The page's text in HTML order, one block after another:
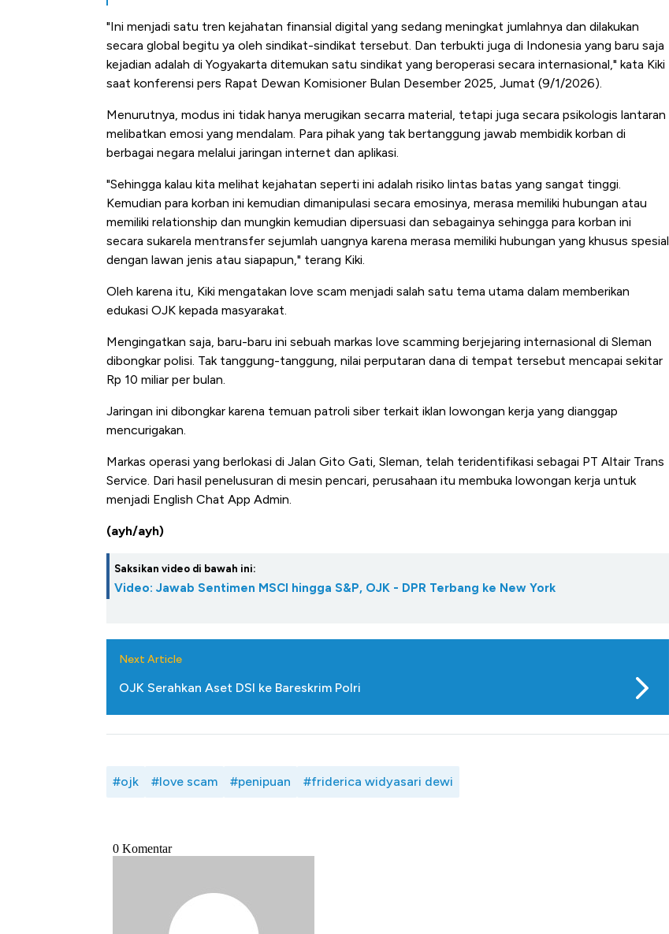
"Ini menjadi satu tren kejahatan finansial digital yang sedang meningkat jumlahnya dan dilakukan
secara global begitu ya oleh sindikat-sindikat tersebut. Dan terbukti juga di Indonesia yang baru saja
kejadian adalah di Yogyakarta ditemukan satu sindikat yang beroperasi secara internasional," kata Kiki
saat konferensi pers Rapat Dewan Komisioner Bulan Desember 2025, Jumat (9/1/2026).
Menurutnya, modus ini tidak hanya merugikan secarra material, tetapi juga secara psikologis lantaran
melibatkan emosi yang mendalam. Para pihak yang tak bertanggung jawab membidik korban di
berbagai negara melalui jaringan internet dan aplikasi.
"Sehingga kalau kita melihat kejahatan seperti ini adalah risiko lintas batas yang sangat tinggi.
Kemudian para korban ini kemudian dimanipulasi secara emosinya, merasa memiliki hubungan atau
memiliki relationship dan mungkin kemudian dipersuasi dan sebagainya sehingga para korban ini
secara sukarela mentransfer sejumlah uangnya karena merasa memiliki hubungan yang khusus spesial
dengan lawan jenis atau siapapun," terang Kiki.
Oleh karena itu, Kiki mengatakan love scam menjadi salah satu tema utama dalam memberikan
edukasi OJK kepada masyarakat.
Mengingatkan saja, baru-baru ini sebuah markas love scamming berjejaring internasional di Sleman
dibongkar polisi. Tak tanggung-tanggung, nilai perputaran dana di tempat tersebut mencapai sekitar
Rp 10 miliar per bulan.
Jaringan ini dibongkar karena temuan patroli siber terkait iklan lowongan kerja yang dianggap
mencurigakan.
Markas operasi yang berlokasi di Jalan Gito Gati, Sleman, telah teridentifikasi sebagai PT Altair Trans
Service. Dari hasil penelusuran di mesin pencari, perusahaan itu membuka lowongan kerja untuk
menjadi English Chat App Admin.
(ayh/ayh)
Saksikan video di bawah ini:
Video: Jawab Sentimen MSCI hingga S&P, OJK - DPR Terbang ke New York
Next Article
OJK Serahkan Aset DSI ke Bareskrim Polri
#ojk #love scam #penipuan #friderica widyasari dewi
Kongo Tutup Keran Ekspor, Harga
Tembaga Terbang ke Zona Berbahaya